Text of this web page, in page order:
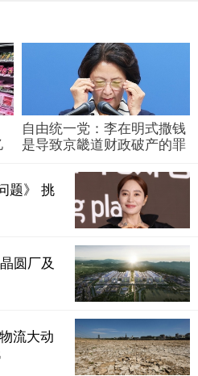
自由统一党：李在明式撒钱
是导致京畿道财政破产的罪
题》 挑
圆厂及
流大动